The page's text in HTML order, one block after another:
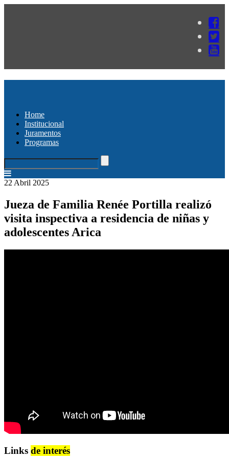
Home
Institucional
Juramentos
Programas
22 Abril 2025
Jueza de Familia Renée Portilla realizó
visita inspectiva a residencia de niñas y
adolescentes Arica
Links de interés